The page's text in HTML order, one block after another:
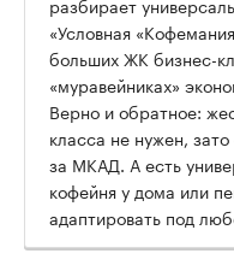
«Условная
больших ЖК бизнес-
«муравейниках»
Верно и обратное:
класса не нужен,
за МКАД. А есть
кофейня у дома или
адаптировать под